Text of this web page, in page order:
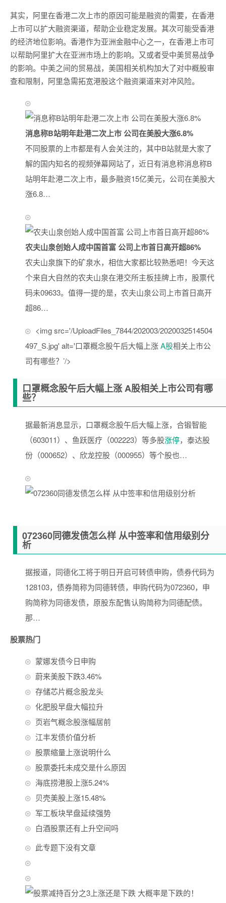
其实，阿里在香港二次上市的原因可能是融资的需要，在香港
上市可以扩大融资渠道，帮助企业稳定发展。其次可能受香港
的经济地位影响。香港作为亚洲金融中心之一，在香港上市可
以帮助阿里扩大在亚洲市场上的影响。又或者受中美贸易战争
的影响。中美之间的贸易战，美国相关机构加大了对中概股审
查和限制，阿里急需拓宽港股这个融资渠道来对冲风险。
消息称B站明年赴港二次上市 公司在美股大涨6.8%
不同股票的上市都是有人会关注的，其中B站就是大家了
解的国内知名的视频弹幕网站了，近日有消息称消息称B
站明年赴港二次上市，最多融资15亿美元，公司在美股大
涨6.8…
农夫山泉创始人成中国首富 公司上市首日高开超86%
农夫山泉旗下的矿泉水，相信大家都比较熟悉吧！今天这
个来自大自然的农夫山泉在港交所主板挂牌上市，股票代
码未09633。值得一提的是，农夫山泉公司上市首日高开
超86…
<img src='/UploadFiles_7844/202003/2020032514504
497_S.jpg' alt='口罩概念股午后大幅上涨A股相关上市公
司有哪些？’/>
口罩概念股午后大幅上涨 A股相关上市公司有哪
些？
据最新消息显示，口罩概念股午后大幅上涨，合锻智能
（603011）、鱼跃医疗（002223）等多股涨停，泰达股
份（000652）、欣龙控股（000955）等个股也…
072360同德发债怎么样 从中签率和信用级别分
析
据报道，同德化工将于明日开启可转债申购，债券代码为
128103，债券简称为同德转债，申购代码为072360，申
购简称为同德发债，原股东配售认购简称为同德配债。
那…
股票热门
蒙娜发债今日申购
蔚来美股下跌3.46%
存储芯片概念股龙头
化肥股早盘大幅拉升
页岩气概念股涨幅居前
江丰发债价值分析
股票缩量上涨说明什么
股票委托未成交是什么原因
海底捞港股上涨5.24%
贝壳美股上涨15.48%
军工板块早盘延续强势
白酒股票还有上升空间吗
此专题下没有文章